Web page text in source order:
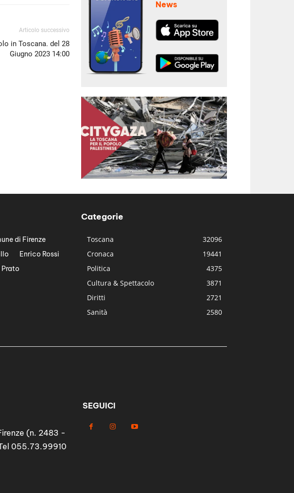
Articolo successivo
in Toscana. del 28
Giugno 2023 14:00
News
di Firenze
Enrico Rossi
Categorie
Toscana
32096
Cronaca
19441
Politica
4375
Cultura & Spettacolo
3871
Diritti
2721
Sanità
2580
(n. 2483 -
055.73.99910
SEGUICI